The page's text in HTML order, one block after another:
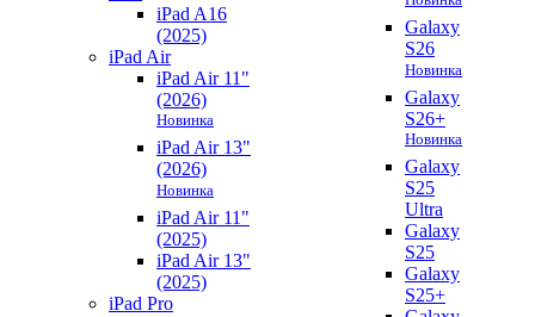
iPad A16
(2025)
iPad Air
iPad Air 11"
(2026)
Новинка
iPad Air 13"
(2026)
Новинка
iPad Air 11"
(2025)
iPad Air 13"
(2025)
iPad Pro
Galaxy
S26
Новинка
Galaxy
S26+
Новинка
Galaxy
S25
Ultra
Galaxy
S25
Galaxy
S25+